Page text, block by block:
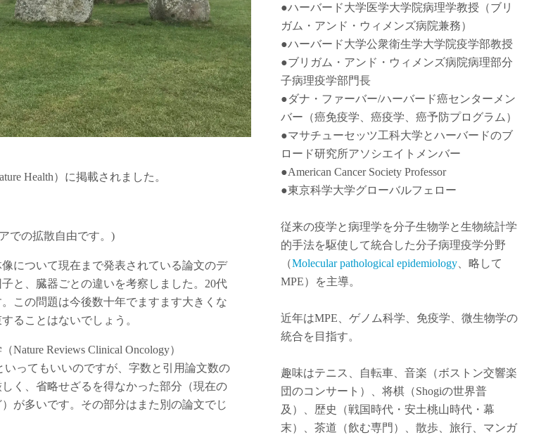
Health）に掲載されました。
での拡散自由です。)
について現在まで発表されている論文のデ
と、臓器ごとの違いを考察しました。20代
この問題は今後数十年でますます大きくな
ることはないでしょう。
Reviews Clinical Oncology）
ってもいいのですが、字数と引用論文数の
く、省略せざるを得なかった部分（現在の
が多いです。その部分はまた別の論文でじ
●ハーバード大学医学大学院病理学教授（ブリ
ガム・アンド・ウィメンズ病院兼務）
●ハーバード大学公衆衛生学大学院疫学部教授
●ブリガム・アンド・ウィメンズ病院病理部分
子病理疫学部門長
●ダナ・ファーバー/ハーバード癌センターメン
バー（癌免疫学、 癌疫学、癌予防プログラム）
●マサチューセッツ工科大学とハーバードのブ
ロード研究所アソシエイトメンバー
●American Cancer Society Professor
●東京科学大学グローバルフェロー
従来の疫学と病理学を分子生物学と生物統計学
的手法を駆使して統合した分子病理疫学分野
（Molecular pathological epidemiology、略して
MPE）を主導。
近年はMPE、ゲノム科学、免疫学、微生物学の
統合を目指す。
趣味はテニス、自転車、音楽（ボストン交響楽
団のコンサート）、将棋（Shogiの世界普
及）、歴史（戦国時代・安土桃山時代・幕
末）、茶道（飲む専門）、散歩、旅行、マンガ